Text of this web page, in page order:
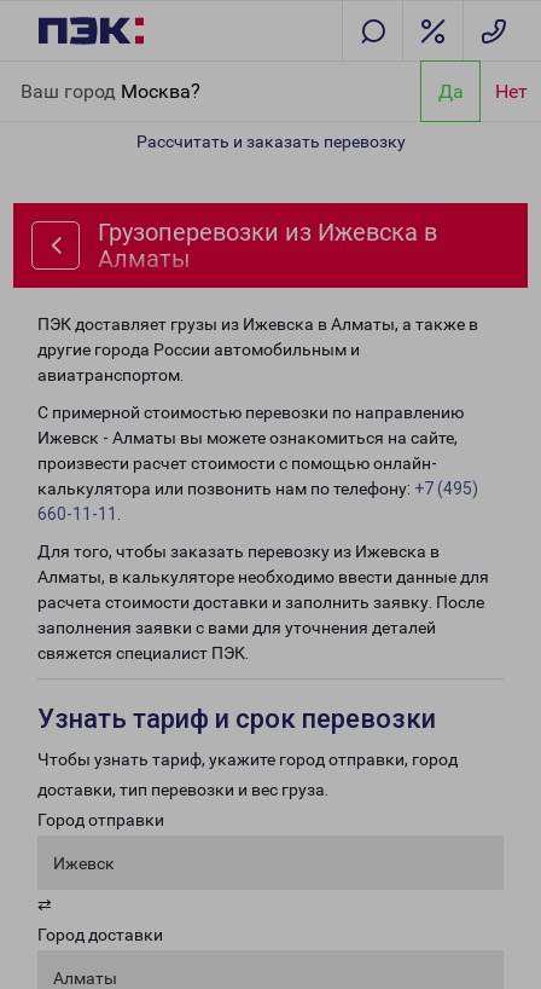
Ваш город Москва? Да Нет
Рассчитать и заказать перевозку
Грузоперевозки из Ижевска в
Алматы
ПЭК доставляет грузы из Ижевска в Алматы, а также в
другие города России автомобильным и
авиатранспортом.
С примерной стоимостью перевозки по направлению
Ижевск - Алматы вы можете ознакомиться на сайте,
произвести расчет стоимости с помощью онлайн-
калькулятора или позвонить нам по телефону: +7 (495)
660-11-11
Для того, чтобы заказать перевозку из Ижевска в
Алматы, в калькуляторе необходимо ввести данные для
расчета стоимости доставки и заполнить заявку. После
заполнения заявки с вами для уточнения деталей
свяжется специалист ПЭК.
Узнать тариф и срок перевозки
Чтобы узнать тариф, укажите город отправки, город
доставки, тип перевозки и вес груза.
Город отправки
Ижевск
⇄
Город доставки
Алматы